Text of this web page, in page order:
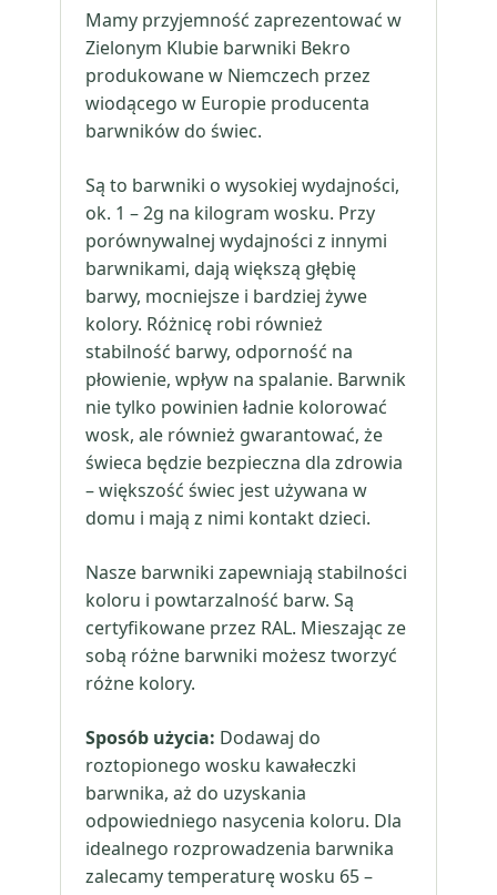
Mamy przyjemność zaprezentować w
Zielonym Klubie barwniki Bekro
produkowane w Niemczech przez
wiodącego w Europie producenta
barwników do świec.
Są to barwniki o wysokiej wydajności,
ok. 1 – 2g na kilogram wosku. Przy
porównywalnej wydajności z innymi
barwnikami, dają większą głębię
barwy, mocniejsze i bardziej żywe
kolory. Różnicę robi również
stabilność barwy, odporność na
płowienie, wpływ na spalanie. Barwnik
nie tylko powinien ładnie kolorować
wosk, ale również gwarantować, że
świeca będzie bezpieczna dla zdrowia
– większość świec jest używana w
domu i mają z nimi kontakt dzieci.
Nasze barwniki zapewniają stabilności
koloru i powtarzalność barw. Są
certyfikowane przez RAL. Mieszając ze
sobą różne barwniki możesz tworzyć
różne kolory.
Sposób użycia: Dodawaj do
roztopionego wosku kawałeczki
barwnika, aż do uzyskania
odpowiedniego nasycenia koloru. Dla
idealnego rozprowadzenia barwnika
zalecamy temperaturę wosku 65 –